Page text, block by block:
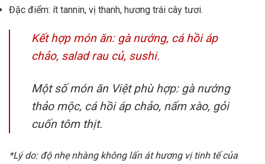
Đặc điểm: ít tannin, vị thanh, hương trái cây tươi.
Kết hợp món ăn: gà nướng, cá hồi áp
chảo, salad rau củ, sushi.
Một số món ăn Việt phù hợp: gà nướng
thảo mộc, cá hồi áp chảo, nấm xào, gỏi
cuốn tôm thịt.
*Lý do: độ nhẹ nhàng không lấn át hương vị tinh tế của